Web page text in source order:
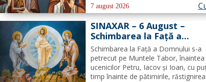
îmbrăţişat viaţa monahală la Schitul
Vărzăreşti, Vrancea, iar soţul ei, de
asemenea, s-a călugărit la...
7 august 2026
SINAXAR – 6 August –
Schimbarea la Față a
Domnului (dezlegare la
Schimbarea la Față a Domnului s-a
petrecut pe Muntele Tabor, înaintea
ucenicilor Petru, Iacov și Ioan, cu
timp înainte de pătimirile,